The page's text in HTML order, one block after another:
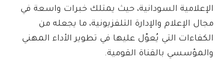
الإعلامية السودانية، حيث يمتلك خبرات واسعة في
مجال الإعلام والإدارة التلفزيونية، ما يجعله من
الكفاءات التي يُعوّل عليها في تطوير الأداء المهني
والمؤسسي بالقناة القومية.